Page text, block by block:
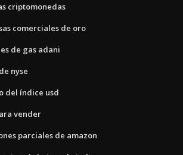
criptomonedas
comerciales de oro
de gas adani
nyse
del índice usd
vender
parciales de amazon